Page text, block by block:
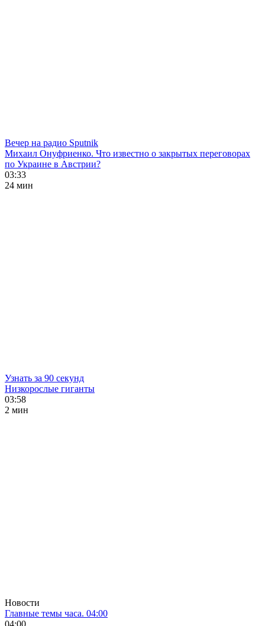
Вечер на радио Sputnik
Михаил Онуфриенко. Что известно о закрытых переговорах
по Украине в Австрии?
03:33
24 мин
Узнать за 90 секунд
Низкорослые гиганты
03:58
2 мин
Новости
Главные темы часа. 04:00
04:00